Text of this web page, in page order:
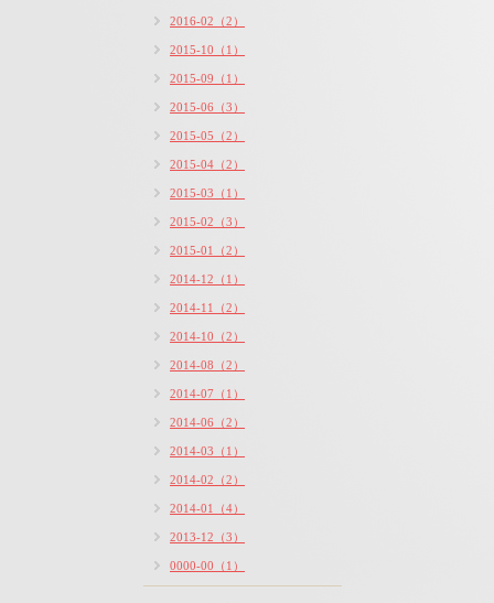
2016-02（2）
2015-10（1）
2015-09（1）
2015-06（3）
2015-05（2）
2015-04（2）
2015-03（1）
2015-02（3）
2015-01（2）
2014-12（1）
2014-11（2）
2014-10（2）
2014-08（2）
2014-07（1）
2014-06（2）
2014-03（1）
2014-02（2）
2014-01（4）
2013-12（3）
0000-00（1）